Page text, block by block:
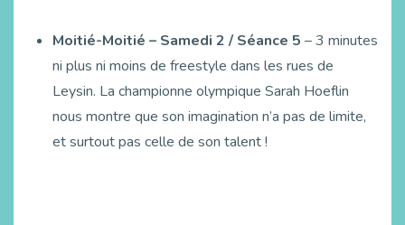
Moitié-Moitié – Samedi 2 / Séance 5 – 3 minutes
ni plus ni moins de freestyle dans les rues de
Leysin. La championne olympique Sarah Hoeflin
nous montre que son imagination n’a pas de limite,
et surtout pas celle de son talent !